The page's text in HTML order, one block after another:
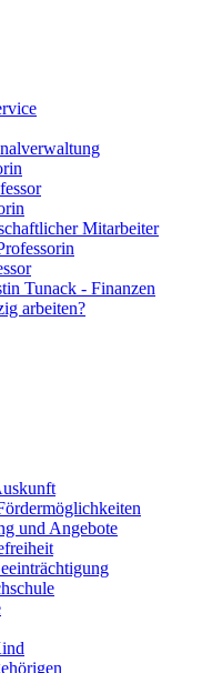
Mitarbeiter
Tunack - Finanzen
arbeiten?
und Angebote